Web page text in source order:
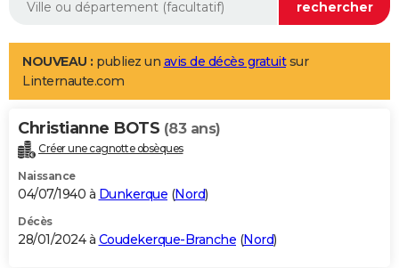
Aménagement intérieur
LIFESTYLE
Art de vivre
Bien-être
Loisirs
Mode
Modes de vie
Alimentation
Guide de la santé
Maladies
Médicaments
Sommeil
VOYAGE
Destinations
City break
Voyage nature
Voyage de noces
Forum
Climat
+PHOTO
GUIDES D'ACHAT
BONS PLANS
NOUVEAU : publiez un avis de décès gratuitsur
Linternaute.com
Christianne BOTS (83 ans)
Créer une cagnotte obsèques
Naissance
04/07/1940 à Dunkerque (Nord)
Décès
28/01/2024 à Coudekerque-Branche (Nord)